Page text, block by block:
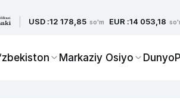
USD :12 178,85 so'm EUR :14 053,18
Markaziy Osiyo Dunyo